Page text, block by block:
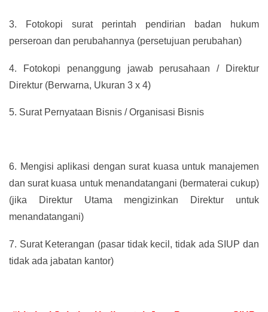
3.
Fotokopi surat perintah pendirian badan hukum
perseroan dan perubahannya (persetujuan perubahan)
4.
Fotokopi penanggung jawab perusahaan / Direktur
Direktur (Berwarna, Ukuran 3 x 4)
5. Surat Pernyataan Bisnis / Organisasi Bisnis
6. Mengisi aplikasi dengan surat kuasa untuk manajemen
dan surat kuasa untuk menandatangani (bermaterai cukup)
(jika Direktur Utama mengizinkan Direktur untuk
menandatangani)
7. Surat Keterangan (pasar tidak kecil, tidak ada SIUP dan
tidak ada jabatan kantor)